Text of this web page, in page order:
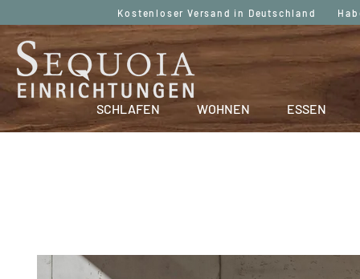
Kostenloser Versand in Deutschland
SCHLAFEN WOHNEN ESSEN